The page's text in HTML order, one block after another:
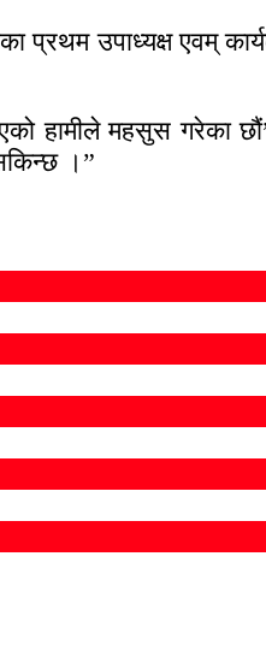
प्रथम उपाध्यक्ष एवम्
हामीले महसुस गरेका
।”